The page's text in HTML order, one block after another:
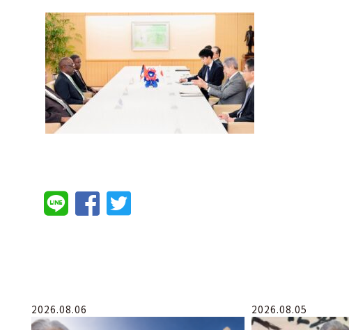
2026.08.06 2026.08.05